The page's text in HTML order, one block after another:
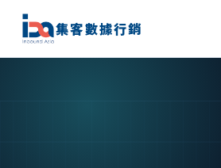
集客數據行銷